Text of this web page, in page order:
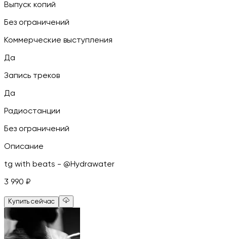
Выпуск копий
Без ограничений
Коммерческие выступления
Да
Запись треков
Да
Радиостанции
Без ограничений
Описание
tg with beats - @Hydrawater
3 990 ₽
Купить сейчас